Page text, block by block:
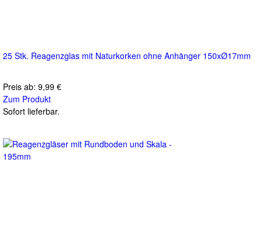
25 Stk. Reagenzglas mit Naturkorken ohne Anhänger 150xØ17mm
Preis ab: 9,99 €
Zum Produkt
Sofort lieferbar.